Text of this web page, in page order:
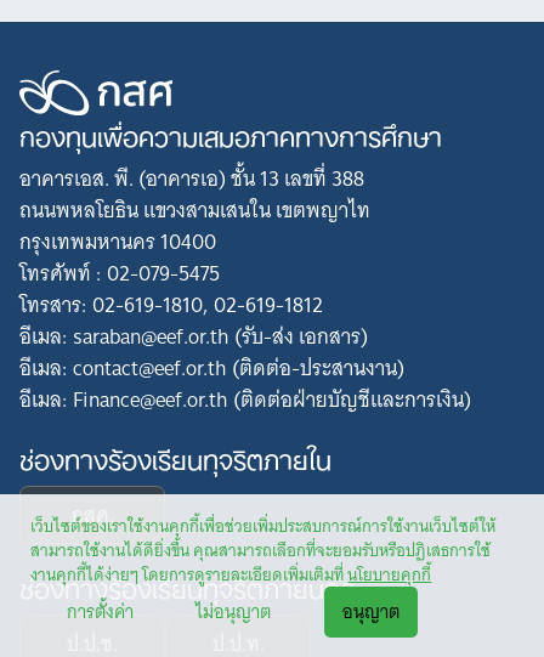
เว็บไซต์ของเราใช้งานคุกกี้เพื่อช่วยเพิ่มประสบการณ์การใช้งานเว็บไซต์ให้
สามารถใช้งานได้ดียิ่งขึ้น คุณสามารถเลือกที่จะยอมรับหรือปฏิเสธการใช้
งานคุกกี้ได้ง่ายๆ โดยการดูรายละเอียดเพิ่มเติมที่นโยบายคุกกี้
การตั้งค่า ไม่อนุญาต อนุญาต
กองทุนเพื่อความเสมอภาคทางการศึกษา
อาคารเอส. พี. (อาคารเอ) ชั้น 13 เลขที่ 388
ถนนพหลโยธิน แขวงสามเสนใน เขตพญาไท
กรุงเทพมหานคร 10400
โทรศัพท์ : 02-079-5475
โทรสาร: 02-619-1810, 02-619-1812
อีเมล: saraban@eef.or.th (รับ-ส่ง เอกสาร)
อีเมล: contact@eef.or.th (ติดต่อ-ประสานงาน)
อีเมล: Finance@eef.or.th (ติดต่อฝ่ายบัญชีและการเงิน)
ช่องทางร้องเรียนทุจริตภายใน
กสศ.
ช่องทางร้องเรียนทุจริตภายนอก